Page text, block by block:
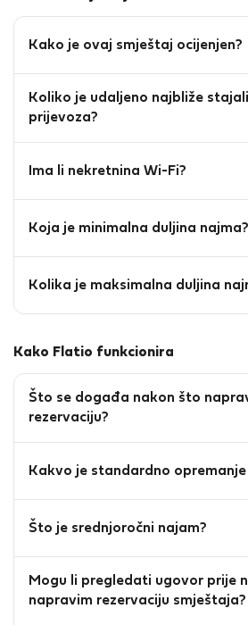
Kako je ovaj smještaj ocijenjen?
Koliko je udaljeno najbliže
prijevoza?
Ima li nekretnina Wi-Fi?
Koja je minimalna duljina najma?
Kolika je maksimalna duljina
Kako Flatio funkcionira
Što se događa nakon što
rezervaciju?
Kakvo je standardno
Što je srednjoročni najam?
Mogu li pregledati ugovor prije
napravim rezervaciju smještaja?